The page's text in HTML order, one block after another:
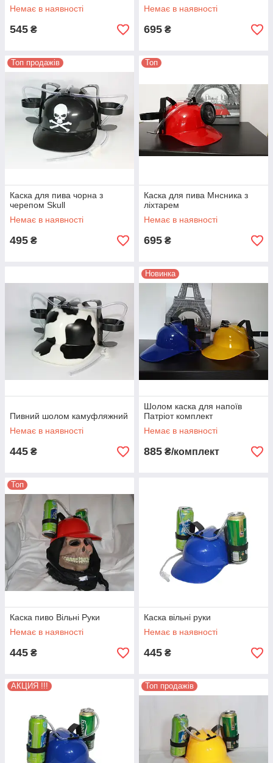
Немає в наявності
545 ₴
Немає в наявності
695 ₴
Топ продажів
Каска для пива чорна з
черепом Skull
Немає в наявності
495 ₴
Топ
Каска для пива Мнсника з
ліхтарем
Немає в наявності
695 ₴
Пивний шолом камуфляжний
Немає в наявності
445 ₴
Новинка
Шолом каска для напоїв
Патріот комплект
Немає в наявності
885 ₴/комплект
Топ
Каска пиво Вільні Руки
Немає в наявності
445 ₴
Каска вільні руки
Немає в наявності
445 ₴
АКЦИЯ !!! Топ продажів